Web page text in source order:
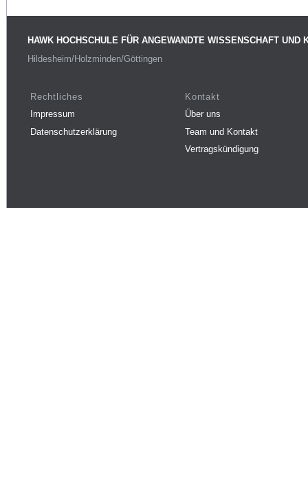
HAWK HOCHSCHULE FÜR ANGEWANDTE WISSENSCHAFT UND
Hildesheim/Holzminden/Göttingen
Rechtliches
Impressum
Datenschutzerklärung
Kontakt
Über uns
Team und Kontakt
Vertragskündigung